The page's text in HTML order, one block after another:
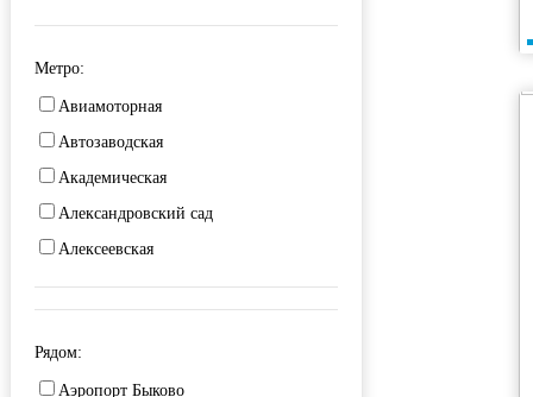
Метро:
Авиамоторная
Автозаводская
Академическая
Александровский сад
Алексеевская
Алма-Атинская
Аминьевская
Андроновка
Рядом:
Аэропорт Быково